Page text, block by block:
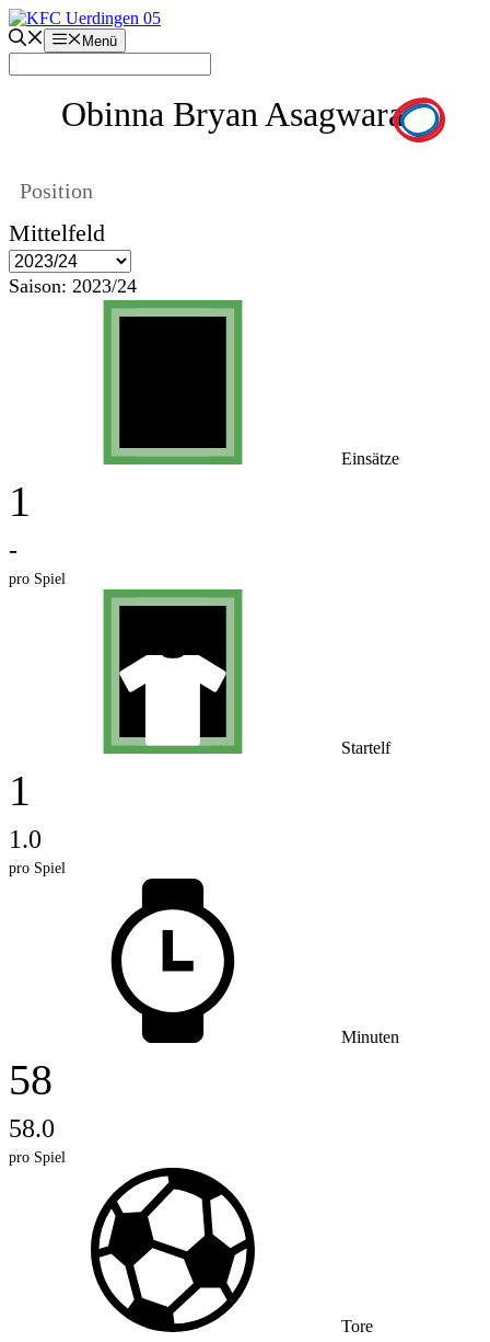
Zum
Inhalt
springen
Menü
Obinna Bryan Asagwara
Position
Mittelfeld
Saison: 2023/24
Einsätze
1
-
pro Spiel
Startelf
1
1.0
pro Spiel
Minuten
58
58.0
pro Spiel
Tore